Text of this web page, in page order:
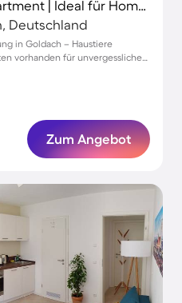
Kinderfreundliches Apartment | Ideal für Homeoffice | Hunde erlaubt
Deutschland
in Goldach – Haustiere
vorhanden für unvergessliche
Zum Angebot